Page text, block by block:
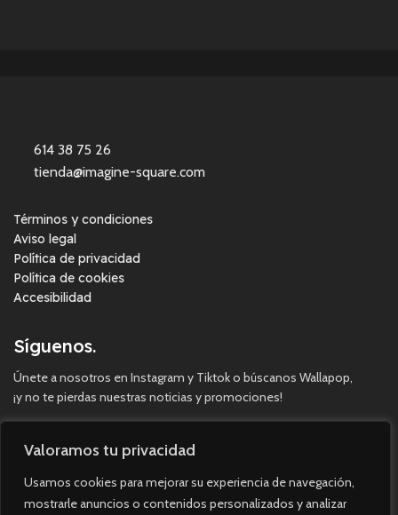
Valoramos tu privacidad
Usamos cookies para mejorar su experiencia de navegación,
mostrarle anuncios o contenidos personalizados y analizar
614 38 75 26
tienda@imagine-square.com
Términos y condiciones
Aviso legal
Política de privacidad
Política de cookies
Accesibilidad
Síguenos.
Únete a nosotros en Instagram y Tiktok o búscanos Wallapop,
¡y no te pierdas nuestras noticias y promociones!